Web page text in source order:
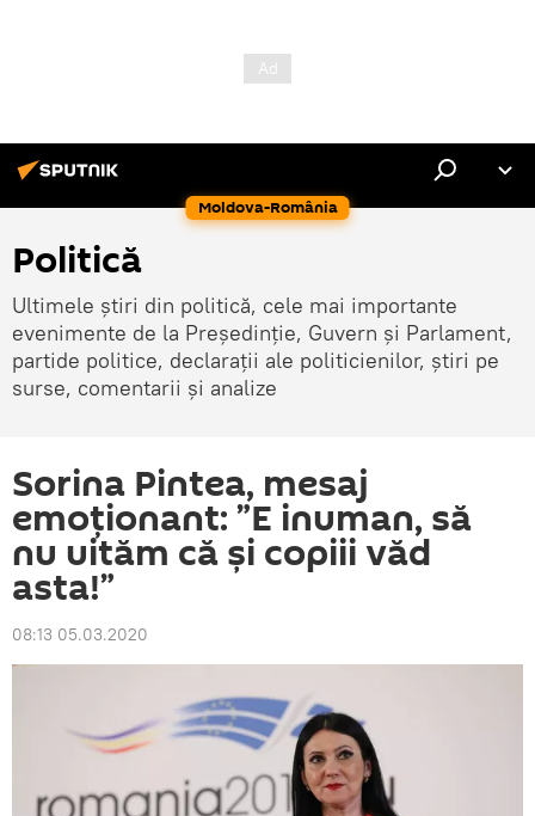
Moldova-România
Politică
Ultimele știri din politică, cele mai importante
evenimente de la Președinție, Guvern și Parlament,
partide politice, declarații ale politicienilor, știri pe
surse, comentarii și analize
Sorina Pintea, mesaj
emoționant: ”E inuman, să
nu uităm că și copiii văd
asta!”
08:13 05.03.2020